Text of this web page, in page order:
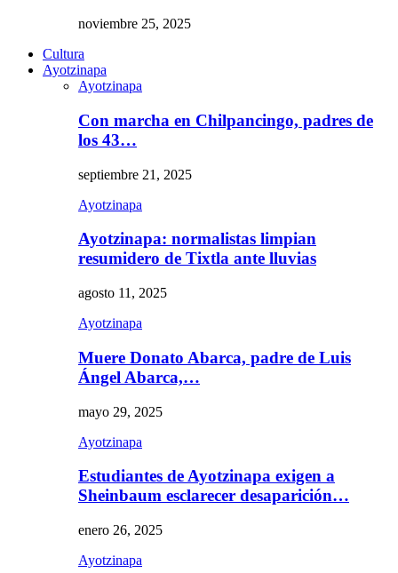
noviembre 25, 2025
Cultura
Ayotzinapa
Ayotzinapa
Con marcha en Chilpancingo, padres de
los 43…
septiembre 21, 2025
Ayotzinapa
Ayotzinapa: normalistas limpian
resumidero de Tixtla ante lluvias
agosto 11, 2025
Ayotzinapa
Muere Donato Abarca, padre de Luis
Ángel Abarca,…
mayo 29, 2025
Ayotzinapa
Estudiantes de Ayotzinapa exigen a
Sheinbaum esclarecer desaparición…
enero 26, 2025
Ayotzinapa